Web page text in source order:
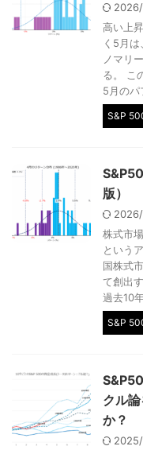
高い上
く5月
ノマリ
る。 こ
5月のパ
S&P
版）
株式市
という
国株式
て創出
過去10
S&P
クル
か？